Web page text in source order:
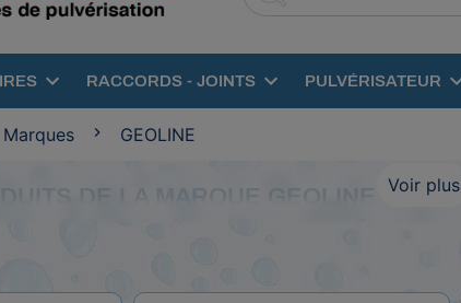
RACCORDS - JOINTS PULVÉRISATEUR
Marques GEOLINE
DE LA MARQUE GEOLINE Voir plus